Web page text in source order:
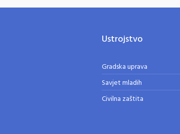
Ustrojstvo
Gradska uprava
Savjet mladih
Civilna zaštita